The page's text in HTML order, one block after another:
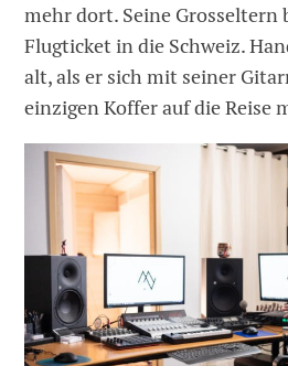
mehr dort. Seine Grosseltern
Flugticket in die Schweiz.
alt, als er sich mit seiner
einzigen Koffer auf die Reise